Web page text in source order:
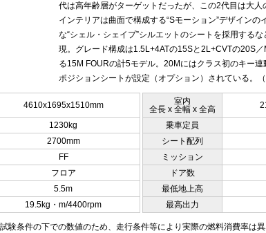
代は高年齢層がターゲットだったが、この2代目は大人
インテリアは曲面で構成する“Sモーション”デザインの
な“シェル・シェイプ”シルエットのシートを採用する
現。グレード構成は1.5L+4ATの15Sと2L+CVTの20S
る15M FOURの計5モデル。20Mにはクラス初のキー
ポジションシートが設定（オプション）されている。（
4610x1695x1510mm
室内
全長 x 全幅 x 全高
1230kg 乗車定員
2700mm シート配列
FF ミッション
フロア ドア数
5.5m 最低地上高
19.5kg・m/4400rpm 最高出力
験条件の下での数値のため、走行条件等により実際の燃料消費率は異